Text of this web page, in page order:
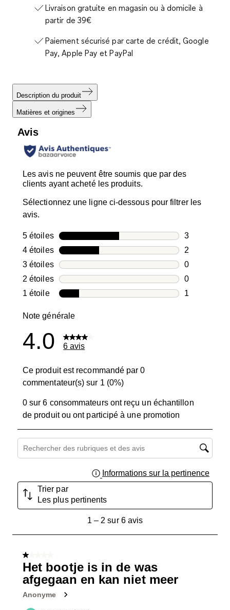
Livraison gratuite en magasin ou à domicile à
partir de 39€
Paiement sécurisé par carte de crédit, Google
Pay, Apple Pay et PayPal
Description du produit
Matières et origines
Avis
Les avis ne peuvent être soumis que par des
clients ayant acheté les produits.
Sélectionnez une ligne ci-dessous pour filtrer les
avis.
5 étoilesétoiles
3
3 avis avec
4 étoilesétoiles
2
2 avis avec
3 étoilesétoiles
0
0 avis avec
2 étoilesétoiles
0
0 avis avec
1 étoileétoiles
1
Note générale
4.0 6 avis
Ce produit est recommandé par 0
commentateur(s) sur 1 (0%)
0 sur 6 consommateurs ont reçu un échantillon
de produit ou ont participé à une promotion
Zone de recherche de sujet et d'avis
Informations sur la pertinence
Trier par
Les plus pertinents
sur
avis.
1– 2 sur 6 avis
1 sur 5 étoiles.
Het bootje is in de was
afgegaan en kan niet meer
Anonyme